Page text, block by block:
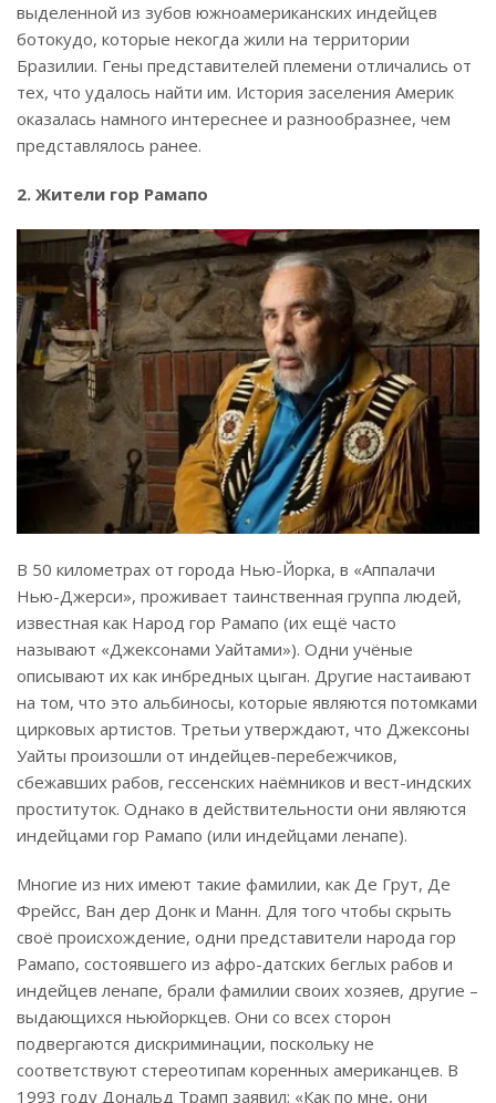
выделенной из зубов южноамериканских индейцев
ботокудо, которые некогда жили на территории
Бразилии. Гены представителей племени отличались от
тех, что удалось найти им. История заселения Америк
оказалась намного интереснее и разнообразнее, чем
представлялось ранее.
2. Жители гор Рамапо
В 50 километрах от города Нью-Йорка, в «Аппалачи
Нью-Джерси», проживает таинственная группа людей,
известная как Народ гор Рамапо (их ещё часто
называют «Джексонами Уайтами»). Одни учёные
описывают их как инбредных цыган. Другие настаивают
на том, что это альбиносы, которые являются потомками
цирковых артистов. Третьи утверждают, что Джексоны
Уайты произошли от индейцев-перебежчиков,
сбежавших рабов, гессенских наёмников и вест-индских
проституток. Однако в действительности они являются
индейцами гор Рамапо (или индейцами ленапе).
Многие из них имеют такие фамилии, как Де Грут, Де
Фрейсс, Ван дер Донк и Манн. Для того чтобы скрыть
своё происхождение, одни представители народа гор
Рамапо, состоявшего из афро-датских беглых рабов и
индейцев ленапе, брали фамилии своих хозяев, другие –
выдающихся ньюйоркцев. Они со всех сторон
подвергаются дискриминации, поскольку не
соответствуют стереотипам коренных американцев. В
1993 году Дональд Трамп заявил: «Как по мне, они